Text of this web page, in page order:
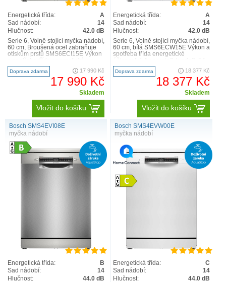
Energetická třída:
A
Sad nádobí:
14
Hlučnost:
42.0 dB
Serie 6, Volně stojící myčka nádobí,
60 cm, Broušená ocel zabraňuje
otiskům prstů SMS6ECI15E Výkon
účinnosti:1 A ..
Doprava zdarma 17 990 Kč
17 990 Kč
Skladem
Vložit do košíku
Energetická třída:
A
Sad nádobí:
14
Hlučnost:
42.0 dB
Serie 6, Volně stojící myčka nádobí,
60 cm, bílá SMS6ECW15E Výkon a
spotřeba třída energetické
kWh / 9 l k..
Doprava zdarma 18 377 Kč
18 377 Kč
Skladem
Vložit do košíku
Bosch SMS4EVI08E
myčka nádobí
Energetická třída:
B
Sad nádobí:
14
Hlučnost:
44.0 dB
Bosch SMS4EVW00E
myčka nádobí
Energetická třída:
C
Sad nádobí:
14
Hlučnost:
44.0 dB